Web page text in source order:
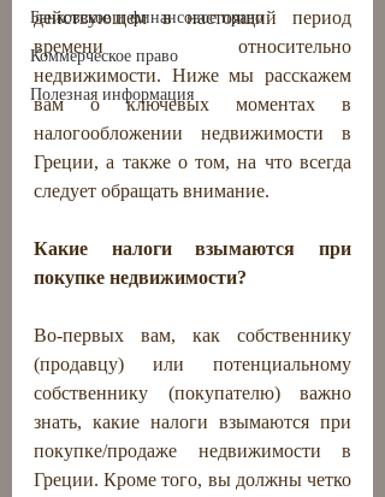
Банковское и финансовое право
Коммерческое право
Полезная информация
действующем в настоящий период
времени относительно
недвижимости. Ниже мы расскажем
вам о ключевых моментах в
налогообложении недвижимости в
Греции, а также о том, на что всегда
следует обращать внимание.
Какие налоги взымаются при
покупке недвижимости?
Во-первых вам, как собственнику
(продавцу) или потенциальному
собственнику (покупателю) важно
знать, какие налоги взымаются при
покупке/продаже недвижимости в
Греции. Кроме того, вы должны четко